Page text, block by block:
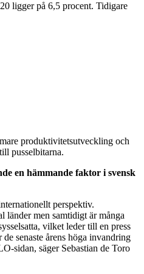
ligger på 6,5 procent. Tidigare
produktivitetsutveckling och
pusselbitarna.
en hämmande faktor i svensk
perspektiv.
länder men samtidigt är många
vilket leder till en press
senaste årens höga invandring
sidan, säger Sebastian de Toro